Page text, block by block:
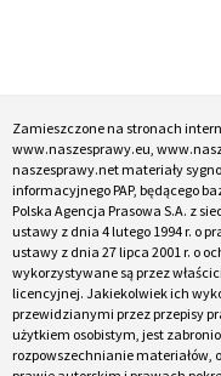
Zamieszczone na stronach
www.naszesprawy.eu,
naszesprawy.net materiały
informacyjnego PAP, będącego
Polska Agencja Prasowa S.A. z
ustawy z dnia 4 lutego 1994 r. o
ustawy z dnia 27 lipca 2001 r. o
wykorzystywane są przez
licencyjnej. Jakiekolwiek ich
przewidzianymi przez przepisy
użytkiem osobistym, jest
rozpowszechnianie materiałów,